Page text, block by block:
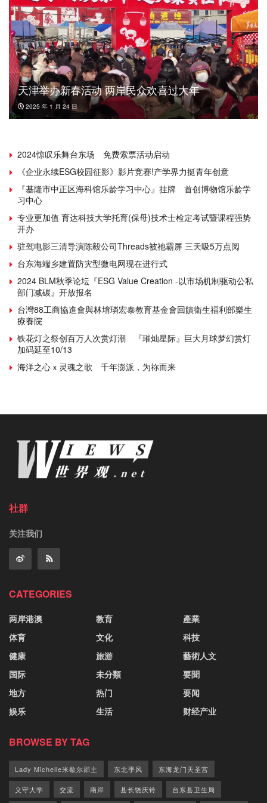
天津举办新春活动 两岸民众欢喜过大年
2025 年 1 月 24 日
2024惊叹乐舞台东场 免费索票活动启动
《企业永续ESG校园征影》影片竞赛!产学界力挺青年创意
『基隆市中正区海科馆乐龄学习中心』挂牌 首创博物馆乐龄学
习中心
专业更加值 育达科技大学托育(保母)技术士检定考试暨课程强势
开办
驻驾电影三清导演陈毅公司Threads被祂霸屏 三天吸5万点阅
台东海端乡建置防灾型微电网现在进行式
2024 BLM秋季论坛『ESG Value Creation -以市场机制驱动公私
部门减碳』开放报名
台灣88工商協進會與林堉璘宏泰教育基金會回饋衛生福利部樂生
療養院
铁花灯之祭创百万人次赏灯潮 『璀灿星际』巨大月球梦幻赏灯
加码延至10/13
海洋之心ｘ灵魂之歌 千年澎派，为祢而来
社群
关注我们
CATEGORIES
两岸港澳
体育
健康
国际
地方
娱乐
教育
文化
旅游
未分類
热门
生活
產業
科技
藝術人文
要聞
要闻
财经产业
BROWSE BY TAG
Lady Michelle米歇尔郡主 东北季风 东海龙门天圣宫
义守大学 交流 兩岸 县长饶庆铃 台东县卫生局